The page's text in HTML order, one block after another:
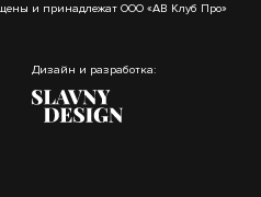
и принадлежат ООО «АВ Клуб Про»
Дизайн и разработка: